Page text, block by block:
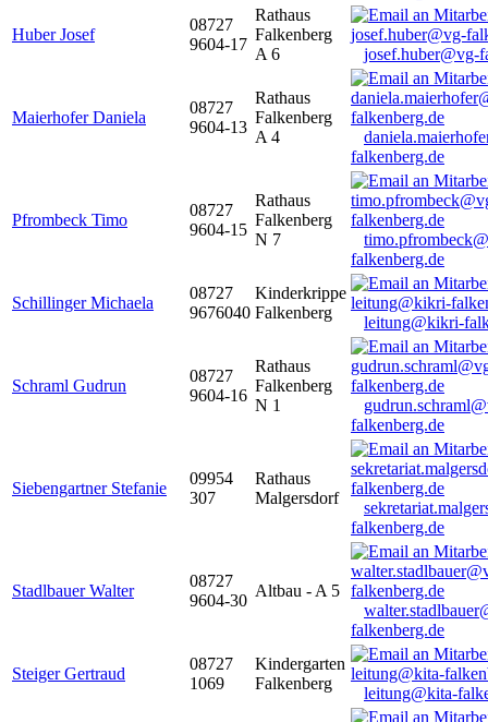
Huber Josef
08727
9604-17
Rathaus
Falkenberg
A 6
josef.huber@vg-
Maierhofer Daniela
08727
9604-13
Rathaus
Falkenberg
A 4
falkenberg.de
Pfrombeck Timo
08727
9604-15
Rathaus
Falkenberg
N 7
falkenberg.de
Schillinger Michaela
08727
9676040
Kinderkrippe
Falkenberg
leitung@kikri-
Schraml Gudrun
08727
9604-16
Rathaus
Falkenberg
N 1
falkenberg.de
Siebengartner Stefanie
09954
307
Rathaus
Malgersdorf
falkenberg.de
Stadlbauer Walter
08727
9604-30
Altbau - A 5
falkenberg.de
Steiger Gertraud
08727
1069
Kindergarten
Falkenberg
leitung@kita-